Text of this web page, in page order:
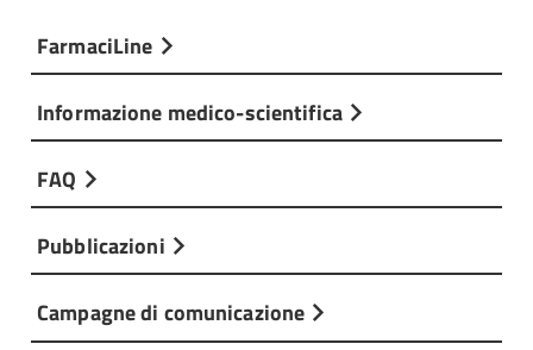
FarmaciLine
Informazione medico-scientifica
FAQ
Pubblicazioni
Campagne di comunicazione